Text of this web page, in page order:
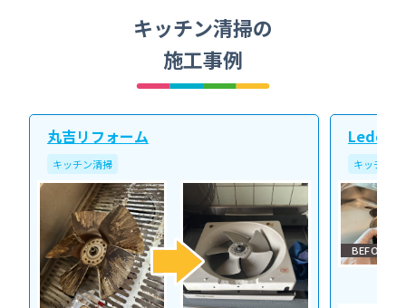
キッチン清掃の
施工事例
丸吉リフォーム
キッチン清掃
Ledope
キッチン清
BEFORE